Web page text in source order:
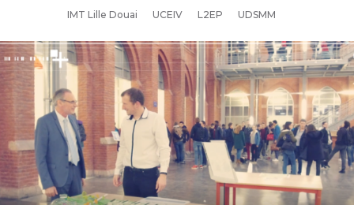
IMT Lille Douai
UCEIV L2EP UDSMM